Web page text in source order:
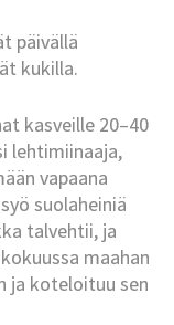
päivällä
kukilla.
kasveille 20–40
lehtimiinaaja,
vapaana
suolaheiniä
talvehtii, ja
maahan
ja koteloituu sen